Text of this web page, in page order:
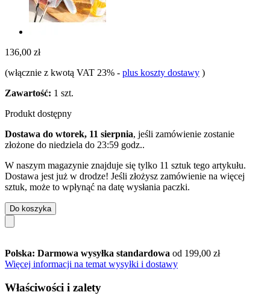
136,00 zł
(włącznie z kwotą VAT 23% - plus koszty dostawy )
Zawartość: 1 szt.
Produkt dostępny
Dostawa do wtorek, 11 sierpnia, jeśli zamówienie zostanie
złożone do niedziela do 23:59 godz..
W naszym magazynie znajduje się tylko 11 sztuk tego artykułu.
Dostawa jest już w drodze! Jeśli złożysz zamówienie na więcej
sztuk, może to wpłynąć na datę wysłania paczki.
Do koszyka
Polska: Darmowa wysyłka standardowa od 199,00 zł
Więcej informacji na temat wysyłki i dostawy
Właściwości i zalety